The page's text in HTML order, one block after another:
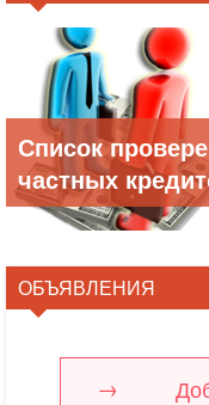
Список
частных
ОБЪЯВЛЕНИЯ